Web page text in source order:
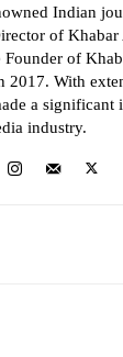
Indian
of
of
2017. With
a significant
industry.